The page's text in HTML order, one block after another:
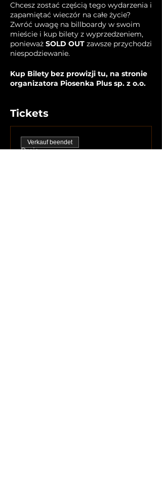
Chcesz zostać częścią tego wydarzenia i
zapamiętać wieczór na całe życie?
Zwróć uwagę na billboardy w swoim
mieście i kup bilety z wyprzedzeniem,
ponieważ SOLD OUT zawsze przychodzi
niespodziewanie.
Kup Bilety bez prowizji tu, na stronie
organizatora Piosenka Plus sp. z o.o.
Tickets
Preis
Verkauf beendet